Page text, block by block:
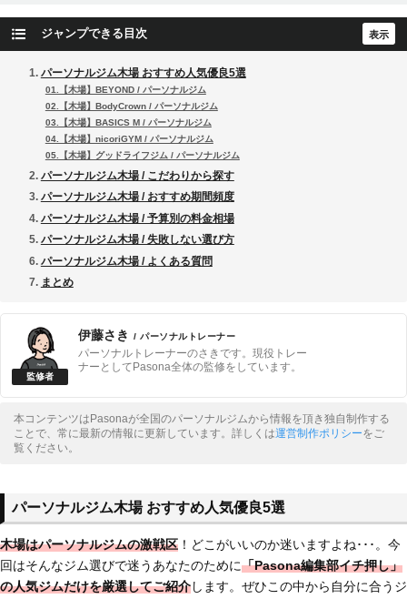
ジャンプできる目次
パーソナルジム木場 おすすめ人気優良5選
01.【木場】BEYOND / パーソナルジム
02.【木場】BodyCrown / パーソナルジム
03.【木場】BASICS M / パーソナルジム
04.【木場】nicoriGYM / パーソナルジム
05.【木場】グッドライフジム / パーソナルジム
パーソナルジム木場 / こだわりから探す
パーソナルジム木場 / おすすめ期間頻度
パーソナルジム木場 / 予算別の料金相場
パーソナルジム木場 / 失敗しない選び方
パーソナルジム木場 / よくある質問
まとめ
伊藤さき / パーソナルトレーナー
パーソナルトレーナーのさきです。現役トレー
ナーとしてPasona全体の監修をしています。
本コンテンツはPasonaが全国のパーソナルジムから情報を頂き独自制作する
ことで、常に最新の情報に更新しています。詳しくは運営制作ポリシーをご
覧ください。
パーソナルジム木場 おすすめ人気優良5選
木場はパーソナルジムの激戦区 ！どこがいいのか迷いますよね･･･。今
回はそんなジム選びで迷うあなたのために「Pasona編集部イチ押し」
の人気ジムだけを厳選してご紹介します。ぜひこの中から自分に合うジ